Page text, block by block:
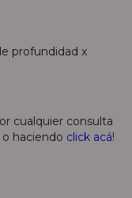
profundidad x
cualquier consulta
o haciendo click acá!